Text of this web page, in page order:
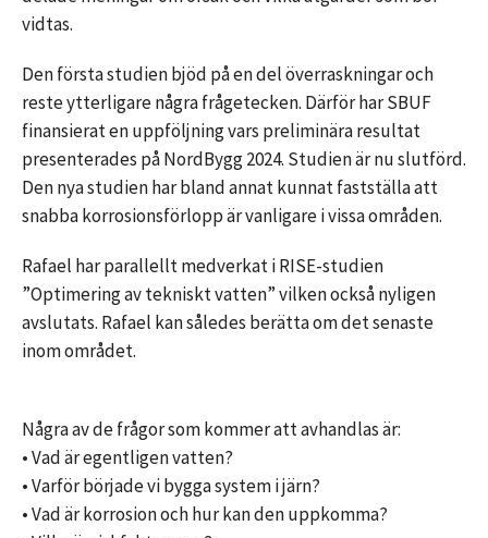
vidtas.
Den första studien bjöd på en del överraskningar och
reste ytterligare några frågetecken. Därför har SBUF
finansierat en uppföljning vars preliminära resultat
presenterades på NordBygg 2024. Studien är nu slutförd.
Den nya studien har bland annat kunnat fastställa att
snabba korrosionsförlopp är vanligare i vissa områden.
Rafael har parallellt medverkat i RISE-studien
”Optimering av tekniskt vatten” vilken också nyligen
avslutats. Rafael kan således berätta om det senaste
inom området.
Några av de frågor som kommer att avhandlas är:
• Vad är egentligen vatten?
• Varför började vi bygga system i järn?
• Vad är korrosion och hur kan den uppkomma?